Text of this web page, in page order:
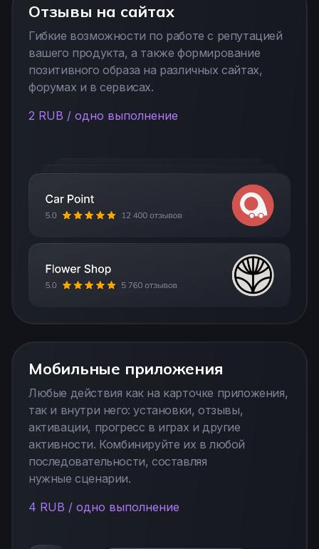
Отзывы на сайтах
Гибкие возможности по работе с репутацией
вашего продукта, а также формирование
позитивного образа на различных сайтах,
форумах и в сервисах.
2 RUB / одно выполнение
Мобильные приложения
Любые действия как на карточке приложения,
так и внутри него: установки, отзывы,
активации, прогресс в играх и другие
активности. Комбинируйте их в любой
последовательности, составляя
нужные сценарии.
4 RUB / одно выполнение